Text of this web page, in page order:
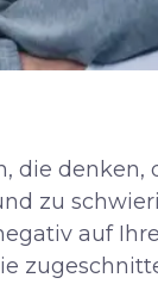
die
zu
auf